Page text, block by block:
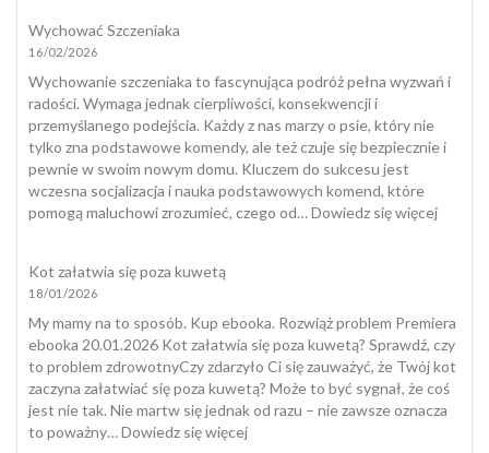
kleszcz
psa?
Wychować Szczeniaka
16/02/2026
Wychowanie szczeniaka to fascynująca podróż pełna wyzwań i
radości. Wymaga jednak cierpliwości, konsekwencji i
przemyślanego podejścia. Każdy z nas marzy o psie, który nie
tylko zna podstawowe komendy, ale też czuje się bezpiecznie i
pewnie w swoim nowym domu. Kluczem do sukcesu jest
wczesna socjalizacja i nauka podstawowych komend, które
pomogą maluchowi zrozumieć, czego od…Dowiedz się więcej:
Kot załatwia się poza kuwetą
18/01/2026
My mamy na to sposób. Kup ebooka. Rozwiąż problem Premiera
ebooka 20.01.2026 Kot załatwia się poza kuwetą? Sprawdź, czy
to problem zdrowotnyCzy zdarzyło Ci się zauważyć, że Twój kot
zaczyna załatwiać się poza kuwetą? Może to być sygnał, że coś
jest nie tak. Nie martw się jednak od razu – nie zawsze oznacza
to poważny…Dowiedz się więcej: